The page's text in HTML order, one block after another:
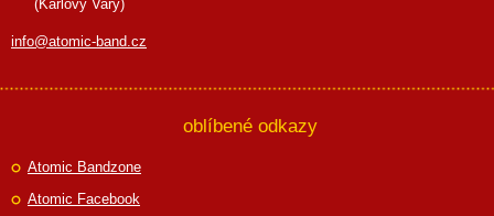
(Karlovy Vary)
info@atomic-band.cz
oblíbené odkazy
Atomic Bandzone
Atomic Facebook